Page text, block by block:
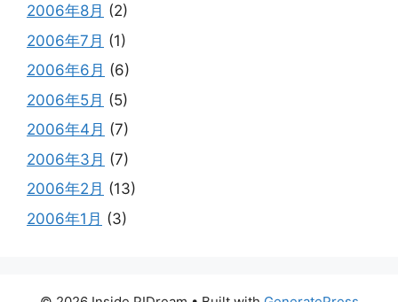
2006年8月 (2)
2006年7月 (1)
2006年6月 (6)
2006年5月 (5)
2006年4月 (7)
2006年3月 (7)
2006年2月 (13)
2006年1月 (3)